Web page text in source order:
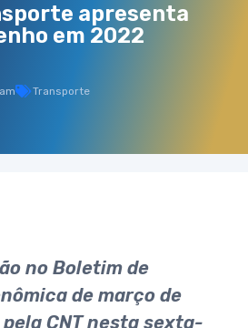
apresenta
em 2022
Transporte
no Boletim de
de março de
CNT nesta sexta-